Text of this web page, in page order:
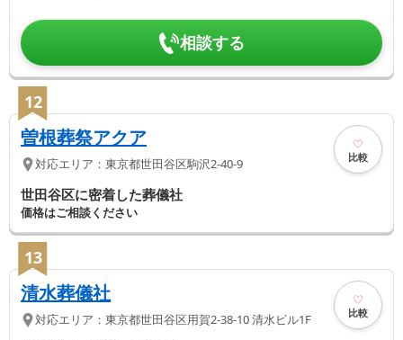
相談する
12
曽根葬祭アクア
対応エリア： 東京都世田谷区駒沢2-40-9 比較
世田谷区に密着した葬儀社
価格はご相談ください
13
清水葬儀社
対応エリア： 東京都世田谷区用賀2-38-10 清水ビル1F 比較